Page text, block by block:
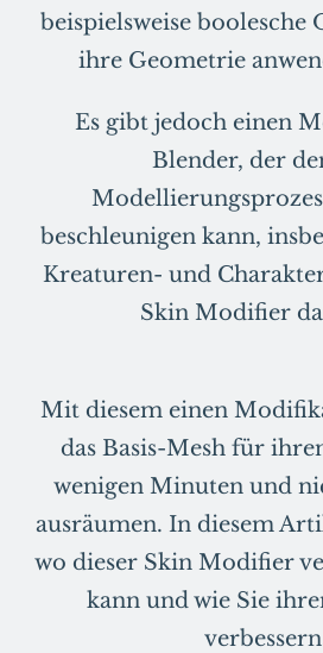
beispielsweise boolesche
ihre Geometrie
Es gibt jedoch einen
Blender, der
beschleunigen kann,
Kreaturen- und
Skin Modifier
Mit diesem einen
das Basis-Mesh für
wenigen Minuten und
ausräumen. In diesem
wo dieser Skin Modifier
kann und wie Sie